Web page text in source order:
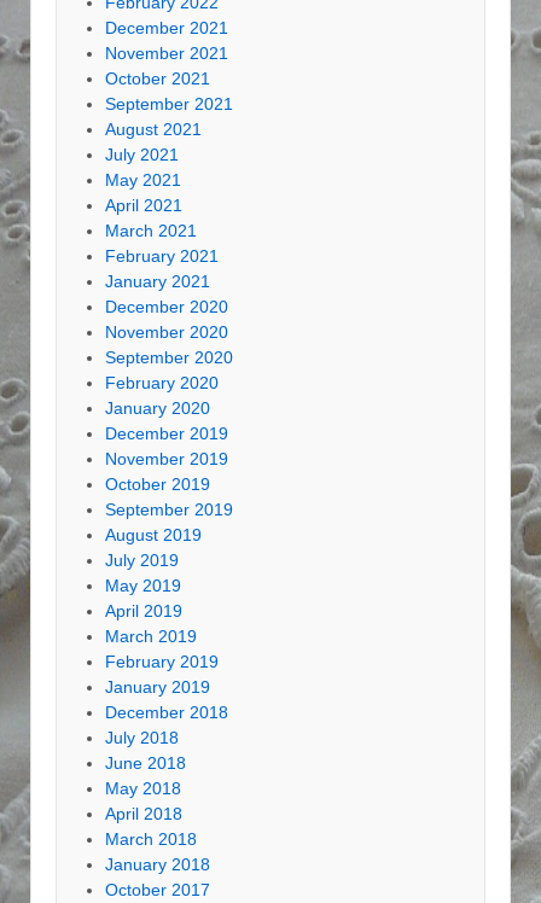
December 2021
November 2021
October 2021
September 2021
August 2021
July 2021
May 2021
April 2021
March 2021
February 2021
January 2021
December 2020
November 2020
September 2020
February 2020
January 2020
December 2019
November 2019
October 2019
September 2019
August 2019
July 2019
May 2019
April 2019
March 2019
February 2019
January 2019
December 2018
July 2018
June 2018
May 2018
April 2018
March 2018
January 2018
October 2017